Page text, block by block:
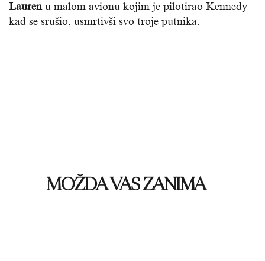
Laurenu malom avionu kojim je pilotirao Kennedy
kad se srušio, usmrtivši svo troje putnika.
MOŽDA VAS ZANIMA